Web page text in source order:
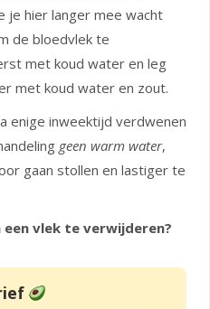
je hier langer mee wacht
de bloedvlek te
met koud water en leg
met koud water en zout.
enige inweektijd verdwenen
geen warm water,
gaan stollen en lastiger te
vlek te verwijderen?